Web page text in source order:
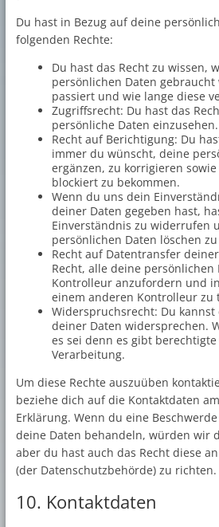
Du hast in Bezug auf deine
folgenden Rechte:
Du hast das Recht zu wissen,
persönlichen Daten
passiert und wie lange diese
Zugriffsrecht: Du hast das
persönliche Daten einzusehen.
Recht auf Berichtigung: Du
immer du wünscht, deine
ergänzen, zu korrigieren
blockiert zu bekommen.
Wenn du uns dein
deiner Daten gegeben hast,
Einverständnis zu widerrufen
persönlichen Daten löschen
Recht auf Datentransfer
Recht, alle deine persönlichen
Kontrolleur anzufordern und
einem anderen Kontrolleur zu
Widerspruchsrecht: Du
deiner Daten widersprechen.
es sei denn es gibt
Verarbeitung.
Um diese Rechte auszuüben
beziehe dich auf die Kontaktdaten
Erklärung. Wenn du eine
deine Daten behandeln, würden wir
aber du hast auch das Recht diese
(der Datenschutzbehörde) zu richten.
10. Kontaktdaten